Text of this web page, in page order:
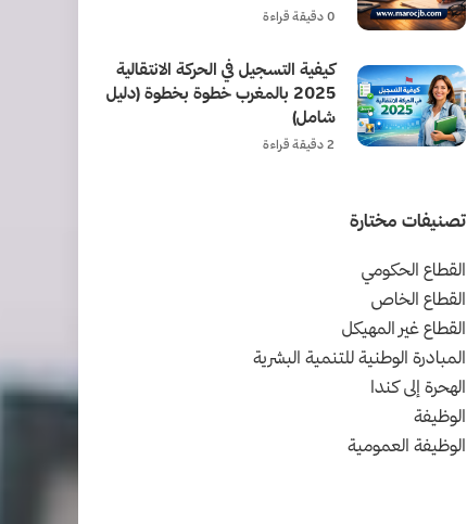
0 دقيقة قراءة
كيفية التسجيل في الحركة الانتقالية
2025 بالمغرب خطوة بخطوة (دليل
شامل)
2 دقيقة قراءة
تصنيفات مختارة
القطاع الحكومي
القطاع الخاص
القطاع غير المهيكل
المبادرة الوطنية للتنمية البشرية
الهحرة إلى كندا
الوظيفة
الوظيفة العمومية